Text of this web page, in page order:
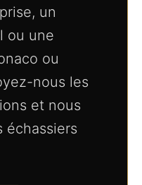
un
ou une
ou
nous les
et nous
échassiers